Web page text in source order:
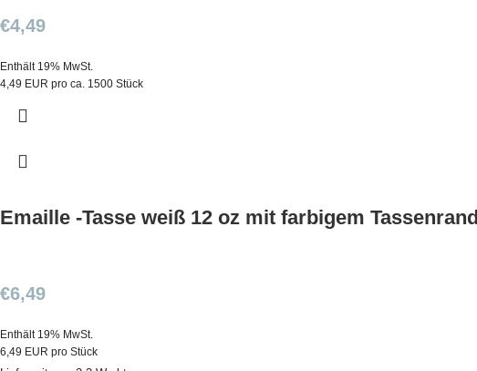
€4,49
Enthält 19% MwSt.
4,49 EUR pro ca. 1500 Stück
Emaille -Tasse weiß 12 oz mit farbigem
€6,49
Enthält 19% MwSt.
6,49 EUR pro Stück